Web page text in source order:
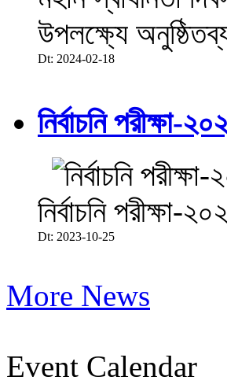
উপলক্ষ্যে
Dt: 2024-02-18
নির্বাচনি পরীক্ষা-
নির্বাচনি
Dt: 2023-10-25
More News
Event Calendar